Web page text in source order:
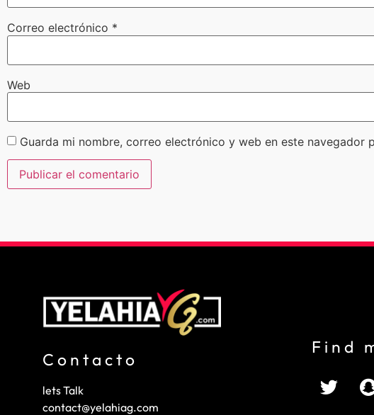
Correo electrónico *
Web
Guarda mi nombre, correo electrónico y web en este navegador
Contacto
lets Talk
contact@yelahiag.com
Find